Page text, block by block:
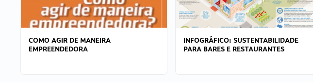
COMO AGIR DE MANEIRA
EMPREENDEDORA
INFOGRÁFICO: SUSTENTABILIDADE
PARA BARES E RESTAURANTES